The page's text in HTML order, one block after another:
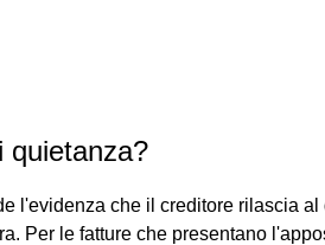
quietanza?
l'evidenza che il creditore rilascia
Per le fatture che presentano